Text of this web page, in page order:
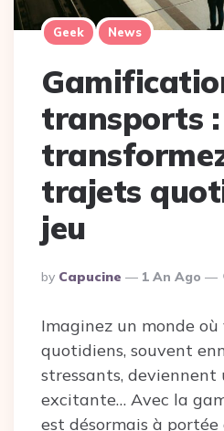
Geek News
transports :
trajets
jeu
Posted
By
By Capucine 1 An Ago
Imaginez un monde
quotidiens, souvent
stressants, deviennent
excitante… Avec la
est désormais à portée